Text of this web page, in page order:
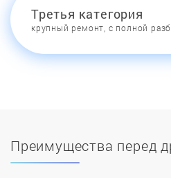
Третья категория
крупный ремонт, с полной
Преимущества перед